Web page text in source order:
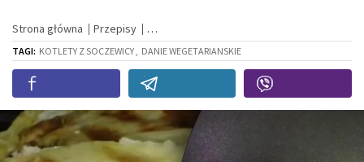
Strona główna Przepisy
TAGI: KOTLETY Z SOCZEWICY , DANIE WEGETARIANSKIE